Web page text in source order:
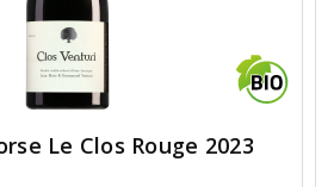
Le Clos Rouge 2023